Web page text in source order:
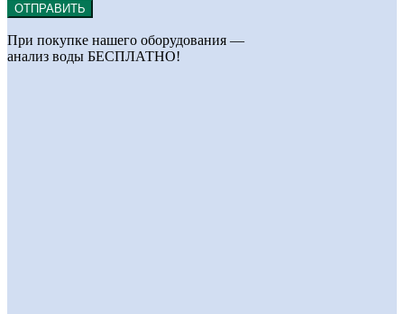
ОТПРАВИТЬ
При покупке нашего оборудования —
анализ воды БЕСПЛАТНО!